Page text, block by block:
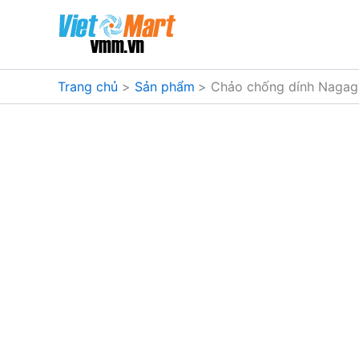
dung
Trang chủ Sản phẩm Chảo chống dính